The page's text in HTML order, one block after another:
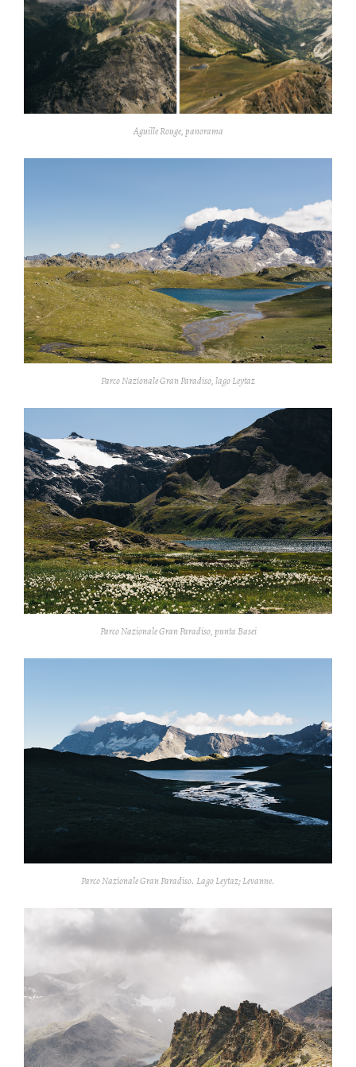
Aguille Rouge, panorama
Parco Nazionale Gran Paradiso, lago Leytaz
Parco Nazionale Gran Paradiso, punta Basei
Parco Nazionale Gran Paradiso. Lago Leytaz; Levanne.